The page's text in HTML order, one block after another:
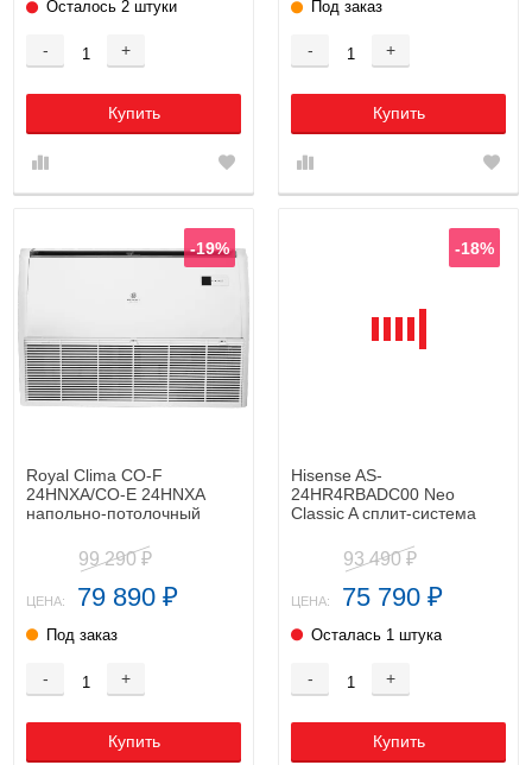
Осталось 2 штуки
- +
Купить
Под заказ
- +
Купить
-19%
Royal Clima CO-F
24HNXA/CO-E 24HNXA
напольно-потолочный
99 290 ₽
ЦЕНА: 79 890 ₽
Под заказ
- +
Купить
-18%
Hisense AS-
24HR4RBADC00 Neo
Classic A сплит-система
93 490 ₽
ЦЕНА: 75 790 ₽
Осталась 1 штука
- +
Купить